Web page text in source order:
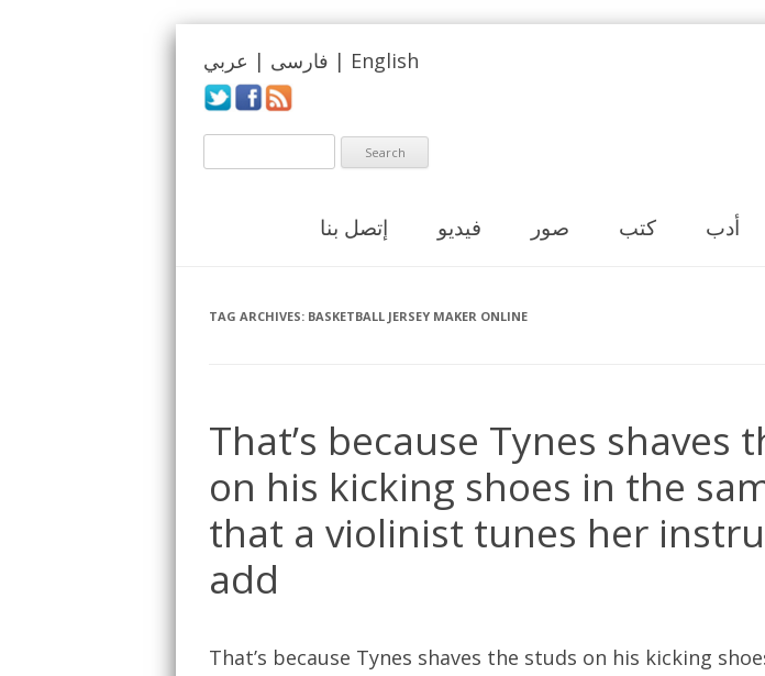
فارسی | عربي | English
إتصل بنا فيديو صور كتب أدب
TAG ARCHIVES: BASKETBALL JERSEY MAKER ONLINE
That’s because Tynes shaves
on his kicking shoes in the
that a violinist tunes her
add
That’s because Tynes shaves the studs on his kicking